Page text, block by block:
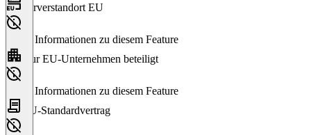
Serverstandort EU
Keine Informationen zu diesem Feature
Nur EU-Unternehmen beteiligt
Keine Informationen zu diesem Feature
EU-Standardvertrag